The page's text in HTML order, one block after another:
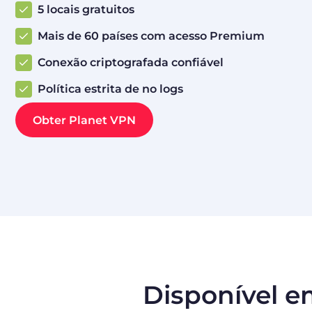
5 locais gratuitos
Mais de 60 países com acesso Premium
Conexão criptografada confiável
Política estrita de no logs
Obter Planet VPN
Disponível